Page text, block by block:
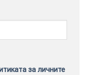
за личните